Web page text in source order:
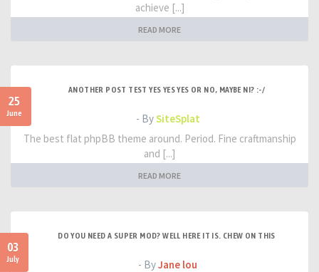
achieve [...]
READ MORE
25
June
ANOTHER POST TEST YES YES YES OR NO, MAYBE NI? :-/
- BySiteSplat
The best flat phpBB theme around. Period. Fine craftmanship
and [...]
READ MORE
03
July
DO YOU NEED A SUPER MOD? WELL HERE IT IS. CHEW ON THIS
- ByJane lou